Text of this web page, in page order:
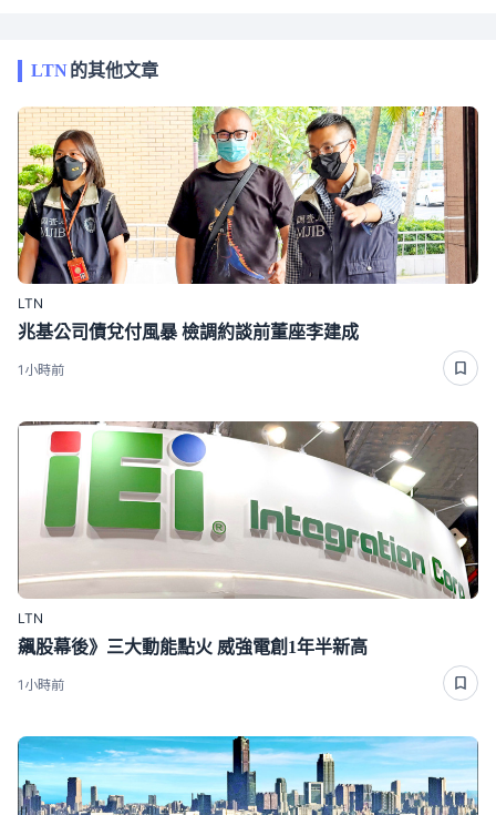
LTN的其他文章
LTN
兆基公司債兌付風暴 檢調約談前董座李建成
1小時前
LTN
飆股幕後》三大動能點火 威強電創1年半新高
1小時前